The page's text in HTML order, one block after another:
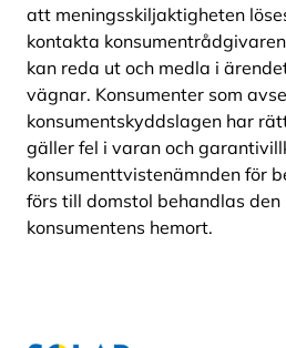
att meningsskiljaktigheten
kontakta
kan reda ut och medla i
vägnar. Konsumenter som
konsumentskyddslagen har
gäller fel i varan och
konsumenttvistenämnden för
förs till domstol behandlas
konsumentens hemort.